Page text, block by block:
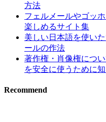
方法
フェルメールやゴッ
楽しめるサイト集
美しい日本語を使い
ールの作法
著作権・肖像権につ
を安全に使うために
Recommend